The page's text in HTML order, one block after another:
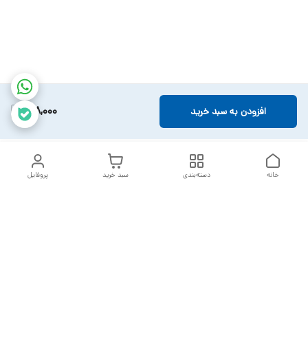
218,000 افزودن به سبد خرید
پروفایل سبد خرید دسته‌بندی خانه